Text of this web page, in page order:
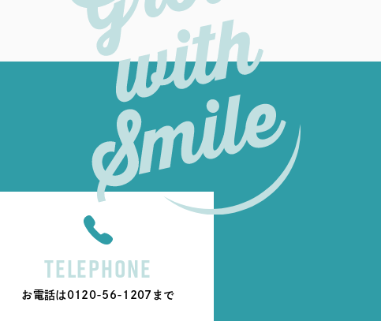
TELEPHONE
お電話は0120-56-1207 まで